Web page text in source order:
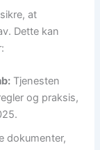
at
Dette kan
Tjenesten
og praksis,
dokumenter,